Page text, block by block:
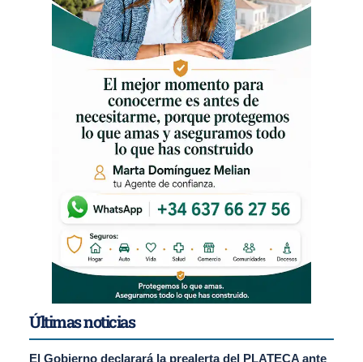
Últimas noticias
El Gobierno declarará la prealerta del PLATECA ante